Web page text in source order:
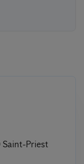
Saint-Priest